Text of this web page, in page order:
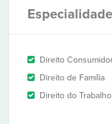
Direito
Direito de Família
Direito do Trabalho